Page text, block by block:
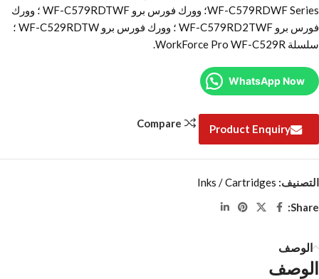
WF-C579RDWF Series؛ وورك فورس برو WF-C579RDTWF ؛ وورك
فورس برو WF-C579RD2TWF ؛ وورك فورس برو WF-C529RDTW ؛
سلسلة WorkForce Pro WF-C529R.
WhatsApp Now
Product Enquiry
Compare
التصنيف: Inks / Cartridges
Share:
الوصف
الوصف